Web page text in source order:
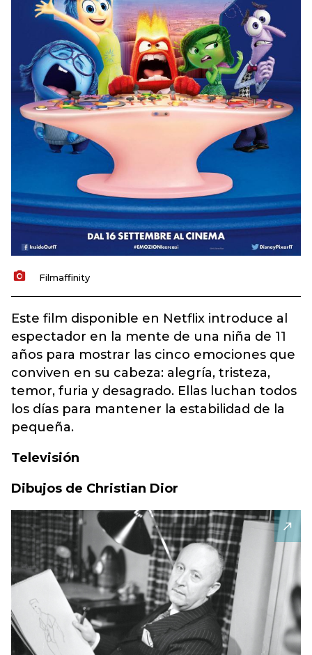
Filmaffinity
Este film disponible en Netflix introduce al
espectador en la mente de una niña de 11
años para mostrar las cinco emociones que
conviven en su cabeza: alegría, tristeza,
temor, furia y desagrado. Ellas luchan todos
los días para mantener la estabilidad de la
pequeña.
Televisión
Dibujos de Christian Dior